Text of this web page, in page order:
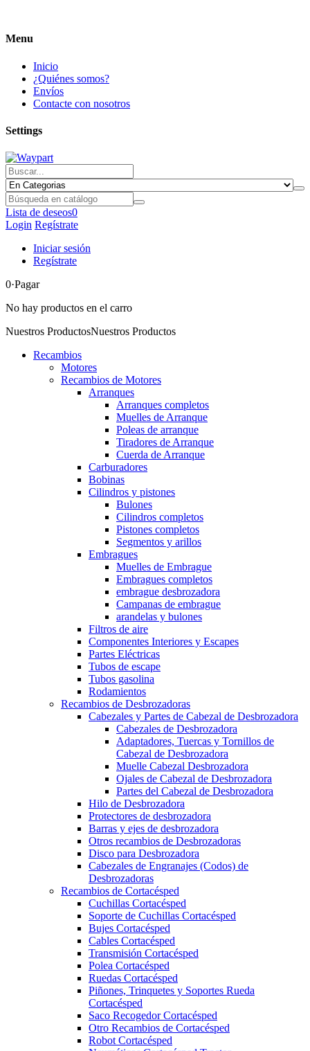
Menu
Inicio
¿Quiénes somos?
Envíos
Contacte con nosotros
Settings
Lista de deseos0
Login Regístrate
Iniciar sesión
Regístrate
0·Pagar
No hay productos en el carro
Nuestros ProductosNuestros Productos
Recambios
Motores
Recambios de Motores
Arranques
Arranques completos
Muelles de Arranque
Poleas de arranque
Tiradores de Arranque
Cuerda de Arranque
Carburadores
Bobinas
Cilindros y pistones
Bulones
Cilindros completos
Pistones completos
Segmentos y arillos
Embragues
Muelles de Embrague
Embragues completos
embrague desbrozadora
Campanas de embrague
arandelas y bulones
Filtros de aire
Componentes Interiores y Escapes
Partes Eléctricas
Tubos de escape
Tubos gasolina
Rodamientos
Recambios de Desbrozadoras
Cabezales y Partes de Cabezal de Desbrozadora
Cabezales de Desbrozadora
Adaptadores, Tuercas y Tornillos de
Cabezal de Desbrozadora
Muelle Cabezal Desbrozadora
Ojales de Cabezal de Desbrozadora
Partes del Cabezal de Desbrozadora
Hilo de Desbrozadora
Protectores de desbrozadora
Barras y ejes de desbrozadora
Otros recambios de Desbrozadoras
Disco para Desbrozadora
Cabezales de Engranajes (Codos) de
Desbrozadoras
Recambios de Cortacésped
Cuchillas Cortacésped
Soporte de Cuchillas Cortacésped
Bujes Cortacésped
Cables Cortacésped
Transmisión Cortacésped
Polea Cortacésped
Ruedas Cortacésped
Piñones, Trinquetes y Soportes Rueda
Cortacésped
Saco Recogedor Cortacésped
Otro Recambios de Cortacésped
Robot Cortacésped